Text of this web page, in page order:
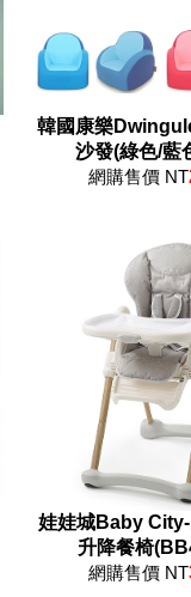
韓國康樂
沙發(綠色/藍
網購售價 NT
娃娃城Baby
升降餐椅
網購售價 NT